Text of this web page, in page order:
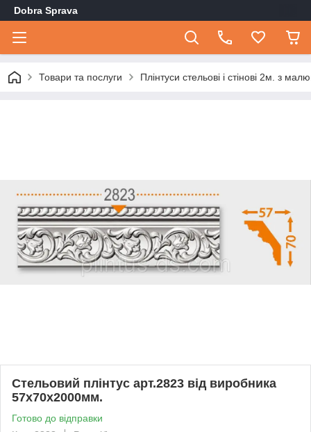
Dobra Sprava
Товари та послуги Плінтуси стельові і стінові 2м. з
Стельовий плінтус арт.2823 від виробника
57х70х2000мм.
Готово до відправки